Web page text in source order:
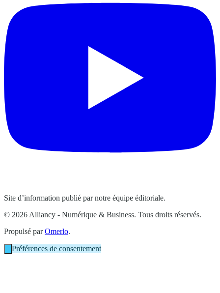
Site d’information publié par notre équipe éditoriale.
© 2026 Alliancy - Numérique & Business. Tous droits réservés.
Propulsé parOmerlo.
Préférences de consentement